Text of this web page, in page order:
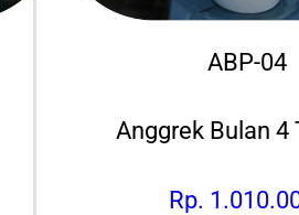
ABP-04
Anggrek Bulan 4
Rp.